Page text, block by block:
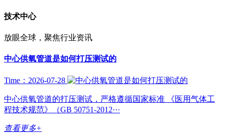
技术中心
放眼全球，聚焦行业资讯
中心供氧管道是如何打压测试的
Time：2026-07-28
中心供氧管道的打压测试，严格遵循国家标准 《医用气体工
程技术规范》（GB 50751-2012···
查看更多+